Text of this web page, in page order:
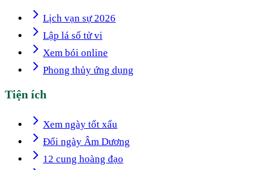
Lịch vạn sự 2026
Lập lá số tử vi
Xem bói online
Phong thủy ứng dụng
Tiện ích
Xem ngày tốt xấu
Đổi ngày Âm Dương
12 cung hoàng đạo